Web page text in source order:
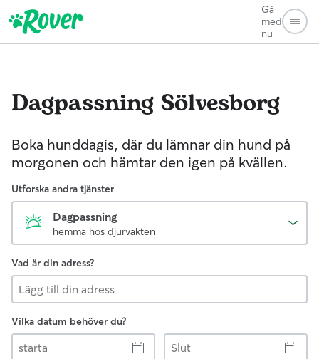
Gå
med
nu
Dagpassning Sölvesborg
Boka hunddagis, där du lämnar din hund på
morgonen och hämtar den igen på kvällen.
Utforska andra tjänster
Dagpassning
hemma hos djurvakten
Vad är din adress?
Vilka datum behöver du?
starta
Slut